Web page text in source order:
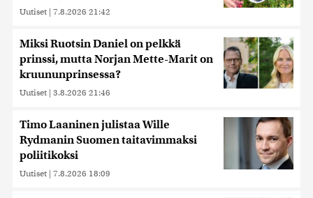
Uutiset | 7.8.2026 21:42
Miksi Ruotsin Daniel on pelkkä
prinssi, mutta Norjan Mette-Marit on
kruununprinsessa?
Uutiset | 3.8.2026 21:46
Timo Laaninen julistaa Wille
Rydmanin Suomen taitavimmaksi
poliitikoksi
Uutiset | 7.8.2026 18:09